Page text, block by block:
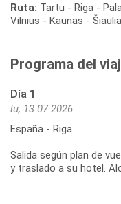
Ruta: Tartu - Riga -
Vilnius - Kaunas -
Programa del
Día 1
lu, 13.07.2026
España - Riga
Salida según plan de
y traslado a su hotel.